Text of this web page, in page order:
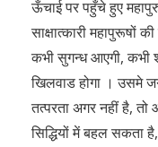
ऊँचाई पर पहुँचे हुए
साक्षात्कारी महापुरूषों
कभी सुगन्ध आएगी, कभी
खिलवाड होगा । उसमे
तत्परता अगर नहीं है, तो
सिद्धियों में बहल सकता